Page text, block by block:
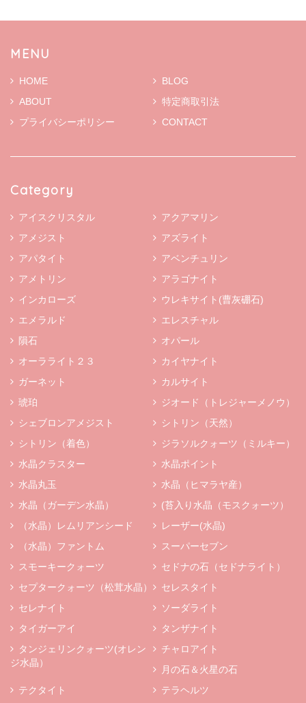
MENU
HOME
BLOG
ABOUT
特定商取引法
プライバシーポリシー
CONTACT
Category
アイスクリスタル
アクアマリン
アメジスト
アズライト
アパタイト
アベンチュリン
アメトリン
アラゴナイト
インカローズ
ウレキサイト(曹灰硼石)
エメラルド
エレスチャル
隕石
オパール
オーラライト２３
カイヤナイト
ガーネット
カルサイト
琥珀
ジオード（トレジャーメノウ）
シェブロンアメジスト
シトリン（天然）
シトリン（着色）
ジラソルクォーツ（ミルキー）
水晶クラスター
水晶ポイント
水晶丸玉
水晶（ヒマラヤ産）
水晶（ガーデン水晶）
(苔入り水晶（モスクォーツ）
（水晶）レムリアンシード
レーザー(水晶)
（水晶）ファントム
スーパーセブン
スモーキークォーツ
セドナの石（セドナライト）
セプタークォーツ（松茸水晶）
セレスタイト
セレナイト
ソーダライト
タイガーアイ
タンザナイト
タンジェリンクォーツ(オレン
ジ水晶）
チャロアイト
月の石＆火星の石
テクタイト
テラヘルツ